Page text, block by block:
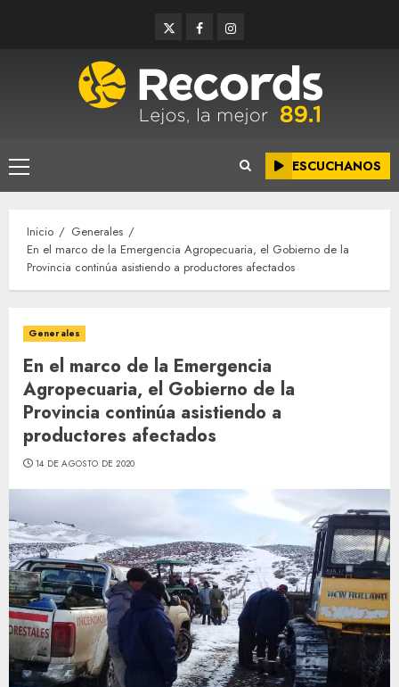
TwitterFacebookInstagram
Menú
principal
ESCUCHANOS
Inicio
Generales
En el marco de la Emergencia Agropecuaria, el Gobierno de la
Provincia continúa asistiendo a productores afectados
Generales
En el marco de la Emergencia
Agropecuaria, el Gobierno de la
Provincia continúa asistiendo a
productores afectados
14 DE AGOSTO DE 2020